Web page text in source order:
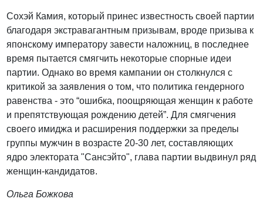
Сохэй Камия, который принес известность своей партии
благодаря экстравагантным призывам, вроде призыва к
японскому императору завести наложниц, в последнее
время пытается смягчить некоторые спорные идеи
партии. Однако во время кампании он столкнулся с
критикой за заявления о том, что политика гендерного
равенства - это “ошибка, поощряющая женщин к работе
и препятствующая рождению детей”. Для смягчения
своего имиджа и расширения поддержки за пределы
группы мужчин в возрасте 20-30 лет, составляющих
ядро электората "Сансэйто", глава партии выдвинул ряд
женщин-кандидатов.
Ольга Божкова